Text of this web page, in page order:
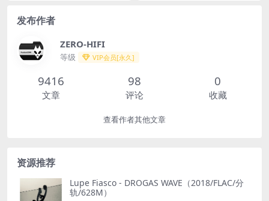
发布作者
ZERO-HIFI
等级 VIP会员[永久]
9416
文章
98
评论
0
收藏
查看作者其他文章
资源推荐
Lupe Fiasco - DROGAS WAVE（2018/FLAC/分
轨/628M）